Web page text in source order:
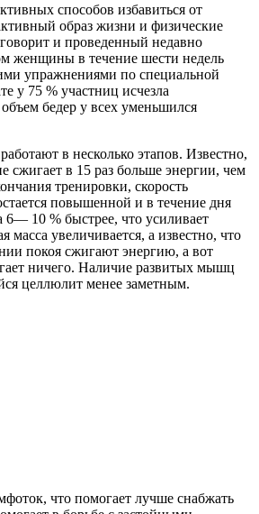
способов избавиться от
образ жизни и физические
и проведенный недавно
женщины в течение шести недель
упражнениями по специальной
у 75 % участниц исчезла
бедер у всех уменьшился
в несколько этапов. Известно,
сжигает в 15 раз больше энергии, чем
тренировки, скорость
повышенной и в течение дня
6— 10 % быстрее, что усиливает
масса увеличивается, а известно, что
покоя сжигают энергию, а вот
ничего. Наличие развитых мышц
целлюлит менее заметным.
что помогает лучше снабжать